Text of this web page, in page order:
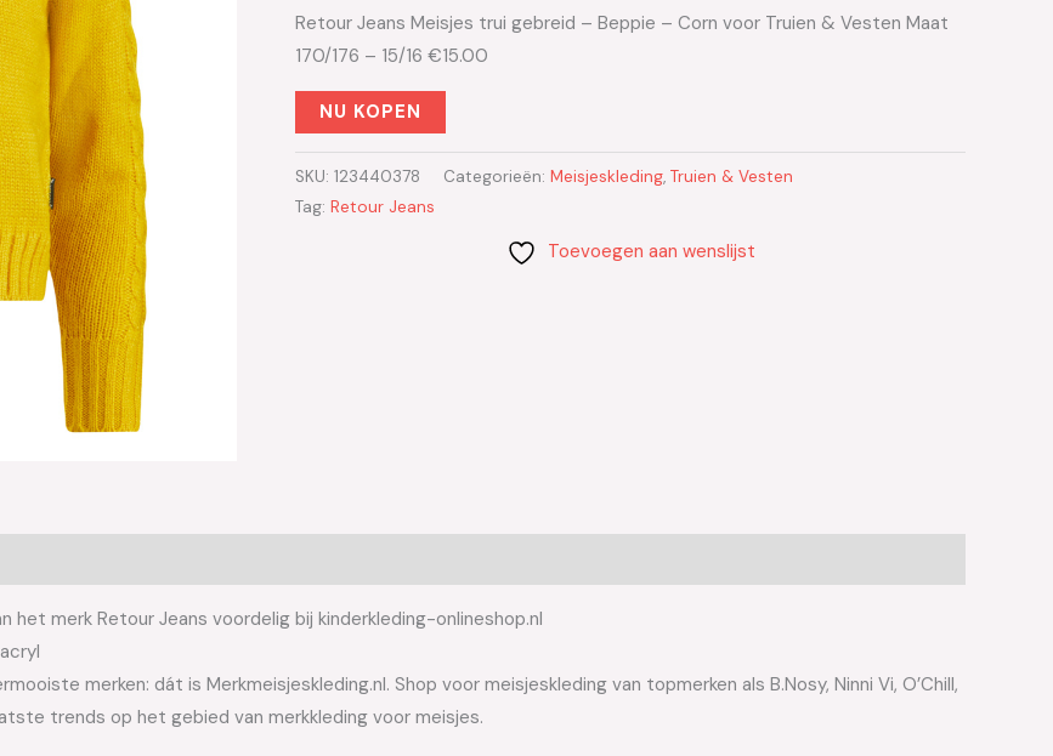
Retour Jeans Meisjes trui gebreid – Beppie – Corn voor Truien & Vesten Maat
170/176 – 15/16 €15.00
NU KOPEN
SKU: 123440378 Categorieën: Meisjeskleding, Truien & Vesten
Tag: Retour Jeans
Toevoegen aan wenslijst
merk Retour Jeans voordelig bij kinderkleding-onlineshop.nl
merken: dát is Merkmeisjeskleding.nl. Shop voor meisjeskleding van topmerken als B.Nosy, Ninni Vi, O’Chill,
trends op het gebied van merkkleding voor meisjes.